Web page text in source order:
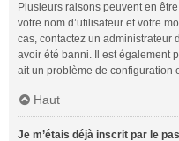
Plusieurs raisons peuvent en
votre nom d’utilisateur et votre
cas, contactez un administrateur
avoir été banni. Il est également
ait un problème de configuration
Haut
Je m’étais déjà inscrit par le